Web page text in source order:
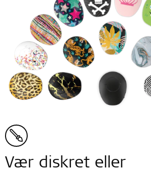
Vær diskret eller